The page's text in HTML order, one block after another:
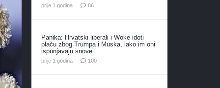
prije 1 godina 86komentara
Panika: Hrvatski liberali i Woke idoti
plaču zbog Trumpa i Muska, iako im oni
ispunjavaju snove
prije 1 godina 100komentara